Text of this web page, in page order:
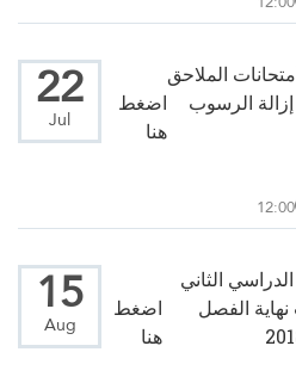
22
Jul
الملاحق
الرسوب
اضغط
هنا
12:00
15
Aug
الثاني
الفصل
اضغط
هنا